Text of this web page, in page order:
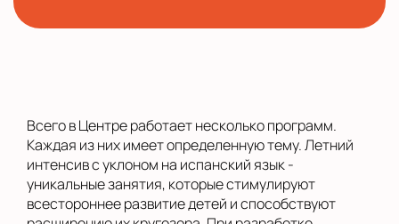
Всего в Центре работает несколько программ.
Каждая из них имеет определенную тему. Летний
интенсив с уклоном на испанский язык -
уникальные занятия, которые стимулируют
всестороннее развитие детей и способствуют